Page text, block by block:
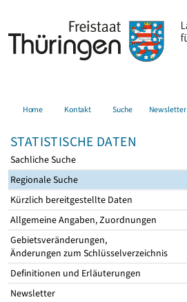
Home Kontakt Suche Newsletter
STATISTISCHE DATEN
Sachliche Suche
Regionale Suche
Kürzlich bereitgestellte Daten
Allgemeine Angaben, Zuordnungen
Gebietsveränderungen,
Änderungen zum Schlüsselverzeichnis
Definitionen und Erläuterungen
Newsletter